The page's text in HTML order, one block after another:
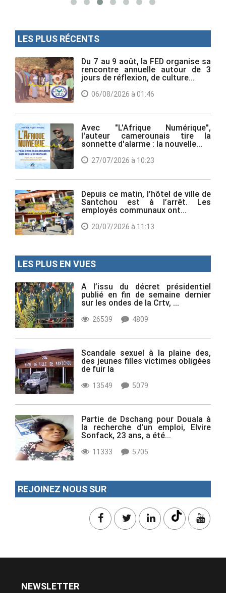
LES PLUS RÉCENTS
Du 7 au 9 août, la FED organise sa
rencontre annuelle autour de 3
jours de réflexion, de culture...
06/08/2026 à 01:46
Avec "L'Afrique Numérique",
l'auteur camerounais tire la
sonnette d'alarme : la nouvelle...
27/07/2026 à 10:23
Depuis ce matin, l’hôtel de ville de
Santchou est à l’arrêt. Les
employés communaux ont...
20/07/2026 à 11:13
LES PLUS EN VUES
A l’issu du décret présidentiel
publié en fin de semaine dernier
sur les ondes de la Crtv, ...
26539 4809
Scandale sexuel à la plaine des,
des jeunes filles victimes obligées
de fuir la
13549 5079
Partie de Dschang pour Douala à
la recherche d'un emploi, Elvire
Sonfack, 23 ans, a été...
11333 5705
REJOINEZ NOUS SUR
NEWSLETTER